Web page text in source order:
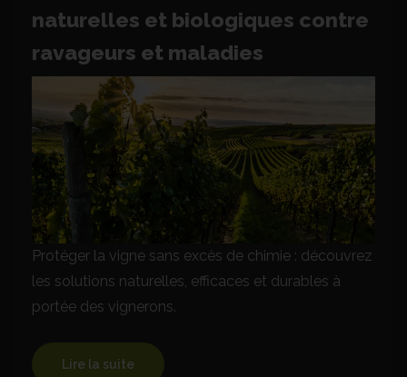
naturelles et biologiques contre
ravageurs et maladies
Protéger la vigne sans excès de chimie : découvrez
les solutions naturelles, efficaces et durables à
portée des vignerons.
Lire la suite